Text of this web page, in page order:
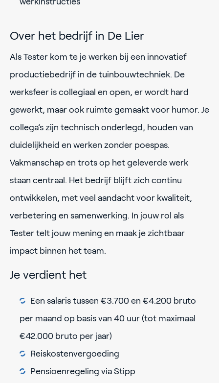
Over het bedrijf in De Lier
Als Tester kom te je werken bij een innovatief
productiebedrijf in de tuinbouwtechniek. De
werksfeer is collegiaal en open, er wordt hard
gewerkt, maar ook ruimte gemaakt voor humor. Je
collega’s zijn technisch onderlegd, houden van
duidelijkheid en werken zonder poespas.
Vakmanschap en trots op het geleverde werk
staan centraal. Het bedrijf blijft zich continu
ontwikkelen, met veel aandacht voor kwaliteit,
verbetering en samenwerking. In jouw rol als
Tester telt jouw mening en maak je zichtbaar
impact binnen het team.
Je verdient het
Een salaris tussen €3.700 en €4.200 bruto
per maand op basis van 40 uur (tot maximaal
€42.000 bruto per jaar)
Reiskostenvergoeding
Pensioenregeling via Stipp